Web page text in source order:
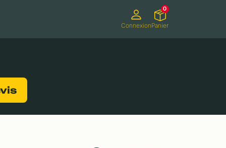
ConnexionPanier
0